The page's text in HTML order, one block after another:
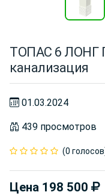
ТОПАС 6 ЛОНГ
канализация
01.03.2024
439 просмотров
(0
Цена 198 500